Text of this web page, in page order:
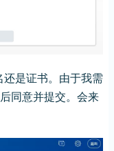
是证书。由于我需
同意并提交。会来